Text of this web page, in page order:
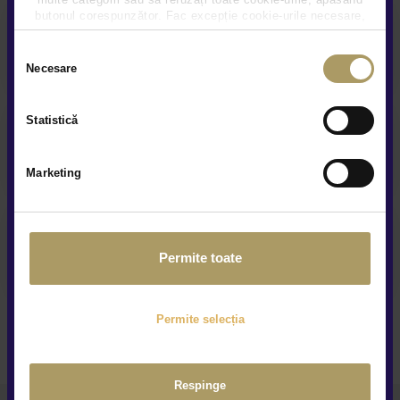
butonul corespunzător. Fac excepție cookie-urile necesare,
care sunt activate automat, conform legislației în vigoare.
Necesare
Statistică
Marketing
Permite toate
Permite selecția
Respinge